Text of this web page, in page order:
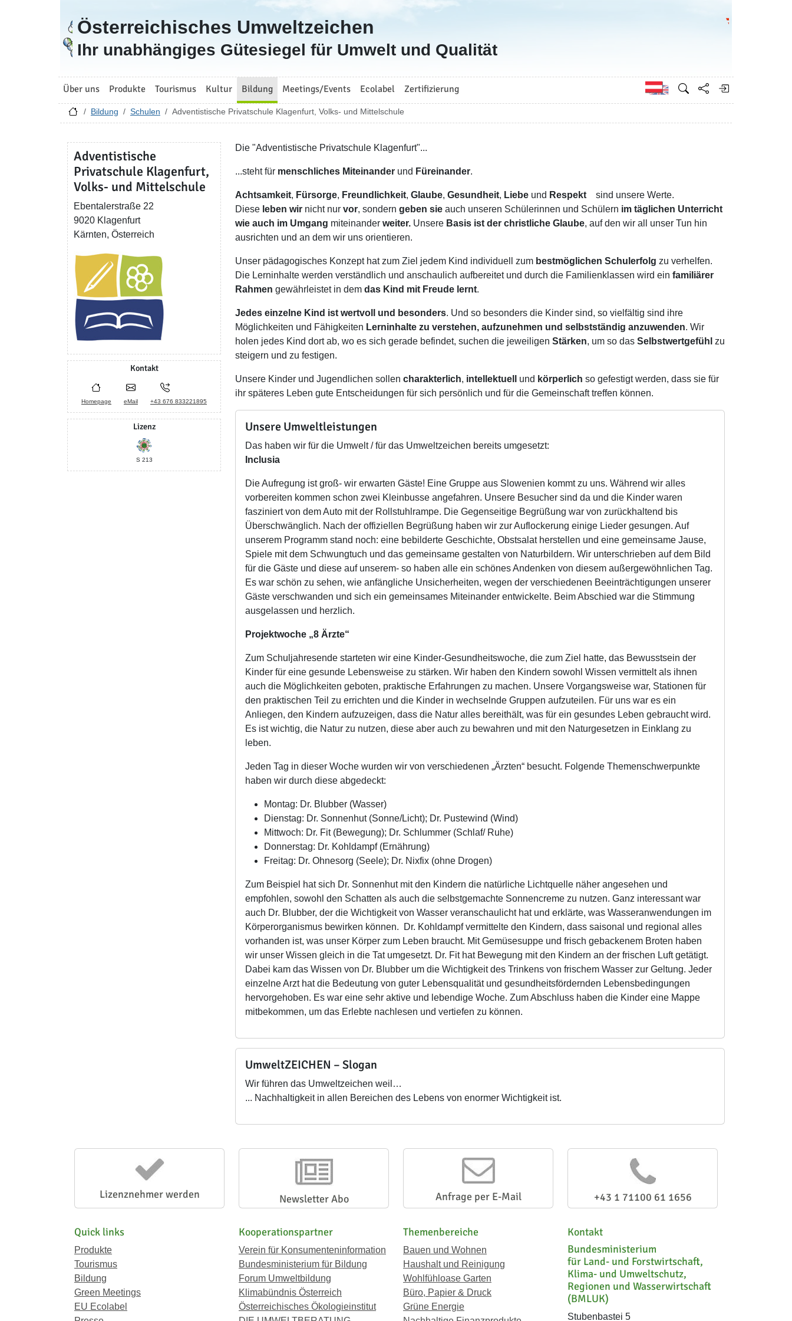
Zur Startseite
Österreichisches Umweltzeichen
Ihr unabhängiges Gütesiegel für Umwelt und Qualität
Über uns Produkte Tourismus Kultur Bildung Meetings/Events Ecolabel Zertifizierung Englisch
Bildung Schulen Adventistische Privatschule Klagenfurt, Volks- und Mittelschule
Adventistische
Privatschule Klagenfurt,
Volks- und Mittelschule
Ebentalerstraße 22
9020 Klagenfurt
Kärnten, Österreich
Kontakt
Homepage eMail +43 676 833221895
Lizenz
S 213
Die "Adventistische Privatschule Klagenfurt"...
...steht für menschliches Miteinander und Füreinander.
Achtsamkeit, Fürsorge, Freundlichkeit, Glaube, Gesundheit, Liebe und Respekt sind unsere Werte.
Diese leben wir nicht nur vor, sondern geben sie auch unseren Schülerinnen und Schülern im täglichen Unterricht
wie auch im Umgang miteinander weiter. Unsere Basis ist der christliche Glaube, auf den wir all unser Tun hin
ausrichten und an dem wir uns orientieren.
Unser pädagogisches Konzept hat zum Ziel jedem Kind individuell zum bestmöglichen Schulerfolg zu verhelfen.
Die Lerninhalte werden verständlich und anschaulich aufbereitet und durch die Familienklassen wird ein familiärer
Rahmen gewährleistet in dem das Kind mit Freude lernt.
Jedes einzelne Kind ist wertvoll und besonders. Und so besonders die Kinder sind, so vielfältig sind ihre
Möglichkeiten und Fähigkeiten Lerninhalte zu verstehen, aufzunehmen und selbstständig anzuwenden. Wir
holen jedes Kind dort ab, wo es sich gerade befindet, suchen die jeweiligen Stärken, um so das Selbstwertgefühl zu
steigern und zu festigen.
Unsere Kinder und Jugendlichen sollen charakterlich, intellektuell und körperlich so gefestigt werden, dass sie für
ihr späteres Leben gute Entscheidungen für sich persönlich und für die Gemeinschaft treffen können.
Unsere Umweltleistungen
Das haben wir für die Umwelt / für das Umweltzeichen bereits umgesetzt:
Inclusia
Die Aufregung ist groß- wir erwarten Gäste! Eine Gruppe aus Slowenien kommt zu uns. Während wir alles
vorbereiten kommen schon zwei Kleinbusse angefahren. Unsere Besucher sind da und die Kinder waren
fasziniert von dem Auto mit der Rollstuhlrampe. Die Gegenseitige Begrüßung war von zurückhaltend bis
Überschwänglich. Nach der offiziellen Begrüßung haben wir zur Auflockerung einige Lieder gesungen. Auf
unserem Programm stand noch: eine bebilderte Geschichte, Obstsalat herstellen und eine gemeinsame Jause,
Spiele mit dem Schwungtuch und das gemeinsame gestalten von Naturbildern. Wir unterschrieben auf dem Bild
für die Gäste und diese auf unserem- so haben alle ein schönes Andenken von diesem außergewöhnlichen Tag.
Es war schön zu sehen, wie anfängliche Unsicherheiten, wegen der verschiedenen Beeinträchtigungen unserer
Gäste verschwanden und sich ein gemeinsames Miteinander entwickelte. Beim Abschied war die Stimmung
ausgelassen und herzlich.
Projektwoche „8 Ärzte“
Zum Schuljahresende starteten wir eine Kinder-Gesundheitswoche, die zum Ziel hatte, das Bewusstsein der
Kinder für eine gesunde Lebensweise zu stärken. Wir haben den Kindern sowohl Wissen vermittelt als ihnen
auch die Möglichkeiten geboten, praktische Erfahrungen zu machen. Unsere Vorgangsweise war, Stationen für
den praktischen Teil zu errichten und die Kinder in wechselnde Gruppen aufzuteilen. Für uns war es ein
Anliegen, den Kindern aufzuzeigen, dass die Natur alles bereithält, was für ein gesundes Leben gebraucht wird.
Es ist wichtig, die Natur zu nutzen, diese aber auch zu bewahren und mit den Naturgesetzen in Einklang zu
leben.
Jeden Tag in dieser Woche wurden wir von verschiedenen „Ärzten“ besucht. Folgende Themenschwerpunkte
haben wir durch diese abgedeckt:
Montag: Dr. Blubber (Wasser)
Dienstag: Dr. Sonnenhut (Sonne/Licht); Dr. Pustewind (Wind)
Mittwoch: Dr. Fit (Bewegung); Dr. Schlummer (Schlaf/ Ruhe)
Donnerstag: Dr. Kohldampf (Ernährung)
Freitag: Dr. Ohnesorg (Seele); Dr. Nixfix (ohne Drogen)
Zum Beispiel hat sich Dr. Sonnenhut mit den Kindern die natürliche Lichtquelle näher angesehen und
empfohlen, sowohl den Schatten als auch die selbstgemachte Sonnencreme zu nutzen. Ganz interessant war
auch Dr. Blubber, der die Wichtigkeit von Wasser veranschaulicht hat und erklärte, was Wasseranwendungen im
Körperorganismus bewirken können. Dr. Kohldampf vermittelte den Kindern, dass saisonal und regional alles
vorhanden ist, was unser Körper zum Leben braucht. Mit Gemüsesuppe und frisch gebackenem Broten haben
wir unser Wissen gleich in die Tat umgesetzt. Dr. Fit hat Bewegung mit den Kindern an der frischen Luft getätigt.
Dabei kam das Wissen von Dr. Blubber um die Wichtigkeit des Trinkens von frischem Wasser zur Geltung. Jeder
einzelne Arzt hat die Bedeutung von guter Lebensqualität und gesundheitsfördernden Lebensbedingungen
hervorgehoben. Es war eine sehr aktive und lebendige Woche. Zum Abschluss haben die Kinder eine Mappe
mitbekommen, um das Erlebte nachlesen und vertiefen zu können.
UmweltZEICHEN – Slogan
Wir führen das Umweltzeichen weil…
... Nachhaltigkeit in allen Bereichen des Lebens von enormer Wichtigkeit ist.
Lizenznehmer werden Newsletter Abo Anfrage per E-Mail +43 1 71100 61 1656
Quick links
Produkte
Tourismus
Bildung
Green Meetings
EU Ecolabel
Kooperationspartner
Verein für Konsumenteninformation
Bundesministerium für Bildung
Forum Umweltbildung
Klimabündnis Österreich
Österreichisches Ökologieinstitut
Themenbereiche
Bauen und Wohnen
Haushalt und Reinigung
Wohlfühloase Garten
Büro, Papier & Druck
Grüne Energie
Kontakt
Bundesministerium
für Land- und Forstwirtschaft,
Klima- und Umweltschutz,
Regionen und Wasserwirtschaft
(BMLUK)
Stubenbastei 5